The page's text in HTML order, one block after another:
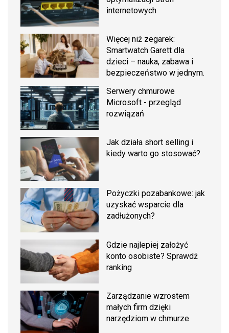
internetowych
Więcej niż zegarek:
Smartwatch Garett dla
dzieci – nauka, zabawa i
bezpieczeństwo w jednym.
Serwery chmurowe
Microsoft - przegląd
rozwiązań
Jak działa short selling i
kiedy warto go stosować?
Pożyczki pozabankowe: jak
uzyskać wsparcie dla
zadłużonych?
Gdzie najlepiej założyć
konto osobiste? Sprawdź
ranking
Zarządzanie wzrostem
małych firm dzięki
narzędziom w chmurze